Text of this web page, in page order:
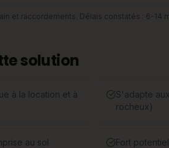
et raccordements. Délais constatés : 6-14
solution
à la location et à
S'adapte
rocheux)
au sol
Fort